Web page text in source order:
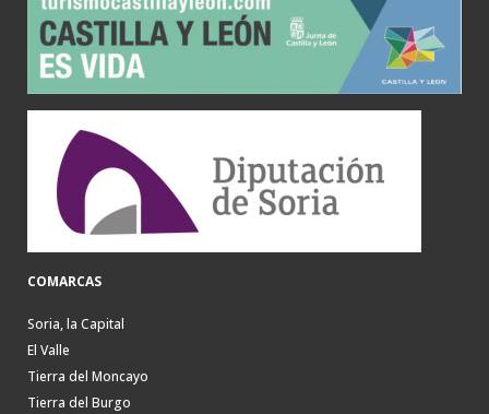
COMARCAS
Soria, la Capital
El Valle
Tierra del Moncayo
Tierra del Burgo